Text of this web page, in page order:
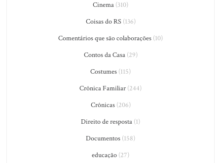
Cinema (310)
Coisas do RS(136)
Comentários que são colaborações (10)
Contos da Casa(29)
Costumes (115)
Crônica Familiar (244)
Crônicas(206)
Direito de resposta (1)
Documentos (158)
educação (27)